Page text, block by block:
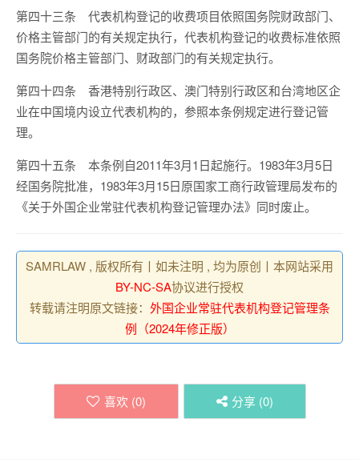
第四十三条 代表机构登记的收费项目依照国务院财政部门、
价格主管部门的有关规定执行，代表机构登记的收费标准依照
国务院价格主管部门、财政部门的有关规定执行。
第四十四条 香港特别行政区、澳门特别行政区和台湾地区企
业在中国境内设立代表机构的，参照本条例规定进行登记管
理。
第四十五条 本条例自2011年3月1日起施行。1983年3月5日
经国务院批准，1983年3月15日原国家工商行政管理局发布的
《关于外国企业常驻代表机构登记管理办法》同时废止。
SAMRLAW , 版权所有丨如未注明 , 均为原创丨本网站采用
BY-NC-SA协议进行授权
转载请注明原文链接： 外国企业常驻代表机构登记管理条
例（2024年修正版）
喜欢 (0) 分享 (0)